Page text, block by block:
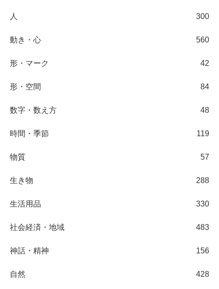
人 300
動き・心 560
形・マーク 42
形・空間 84
数字・数え方 48
時間・季節 119
物質 57
生き物 288
生活用品 330
社会経済・地域 483
神話・精神 156
自然 428